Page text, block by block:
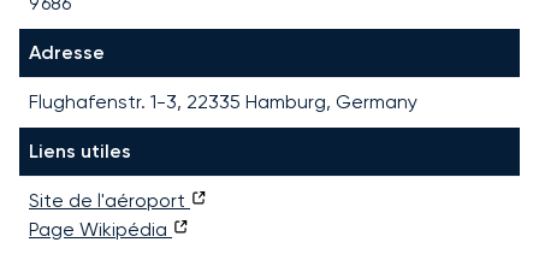
Adresse
Flughafenstr. 1-3, 22335 Hamburg, Germany
Liens utiles
Site de l'aéroport
Page Wikipédia